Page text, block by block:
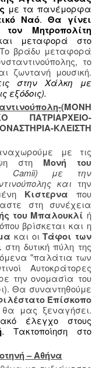
με τα πανέμορφα
Ναό. Θα γίνει
Μητροπολίτη
μεταφορά στο
Το βράδυ μεταφορά
το
ζωντανή μουσική.
στην Χάλκη με
εξόδοις).
(ΜΟΝΗ
ΠΑΤΡΙΑΡΧΕΙΟ-
ΚΛΕΙΣΤΗ
με τις
στη Μονή του
Camii) με την
και την
Κιστερνα που
στη συνέχεια
του Μπαλουκλί ή
όπου βρίσκεται και η
και οιΤάφοι των
στη δυτική πύλη της
"παλάτια των
Αυτοκράτορες
την ονομασία του
Θα συναντηθούμε
Επίσκοπο
μας ξεναγήσει.
έλεγχο στους
. Τακτοποίηση στο
– Αθήνα